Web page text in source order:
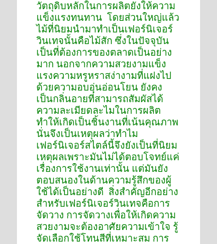
วัตถุดิบหลักในการผลิตยังให้ความ
แข็งแรงทนทาน โดยส่วนใหญ่แล้ว
ไม้ที่นิยมนำมาทำเป็นเฟอร์นิเจอร์
วินเทจนั้นคือไม้สัก ซึ่งในปัจจุบัน
เป็นที่ต้องการของตลาดเป็นอย่าง
มาก นอกจากความสวยงามแข็ง
แรงความหรูหราสง่างามที่แฝงไป
ด้วยความอบอุ่นอ่อนโยน ยังคง
เป็นกลิ่นอายที่สามารถสัมผัสได้
ความละเมียดละไมในการผลิต
ทำให้เกิดเป็นชิ้นงานที่เน้นคุณภาพ
นั่นจึงเป็นเหตุผลว่าทำไม
เฟอร์นิเจอร์สไตล์นี้จึงยังเป็นที่นิยม
เหตุผลเพราะมันไม่ได้ตอบโจทย์แค่
เรื่องการใช้งานเท่านั้น แต่มันยัง
ตอบสนองในด้านความรู้สึกของผู้
ใช้ได้เป็นอย่างดี สิ่งสำคัญอีกอย่าง
สำหรับเฟอร์นิเจอร์วินเทจคือการ
จัดวาง การจัดวางเพื่อให้เกิดความ
สวยงามจะต้องอาศัยความเข้าใจ รู้
จัดเลือกใช้โทนสีที่เหมาะสม การ